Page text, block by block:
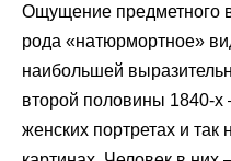
Ощущение предметного
рода «натюрмортное»
наибольшей
второй половины 1840-
женских портретах и